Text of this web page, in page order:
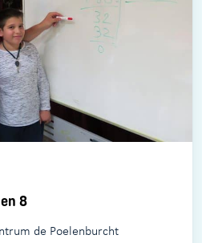
8
de Poelenburcht